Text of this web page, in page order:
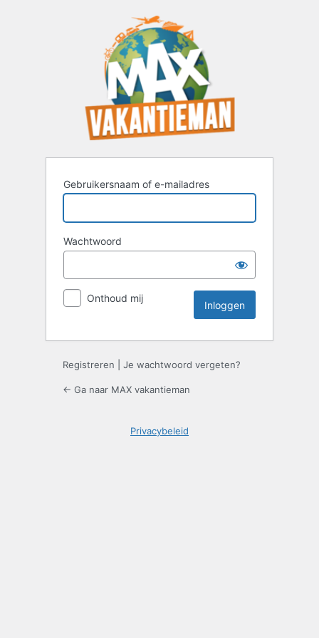
Gebruikersnaam of e-mailadres
Wachtwoord
Onthoud mij
Registreren Je wachtwoord vergeten?
← Ga naar MAX vakantieman
Privacybeleid